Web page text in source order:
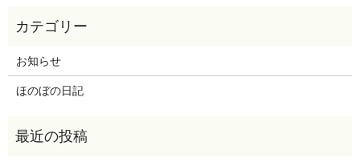
お知らせ
ほのぼの日記